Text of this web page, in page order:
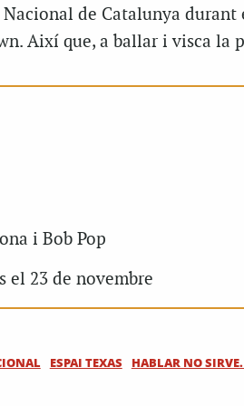
de Catalunya durant
Així que, a ballar i visca la
i Bob Pop
el 23 de novembre
ESPAI TEXAS HABLAR NO